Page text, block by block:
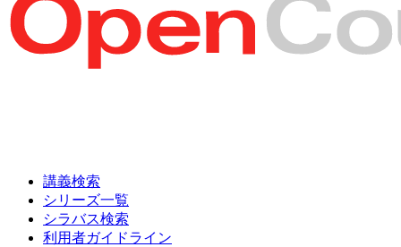
講義検索
シリーズ一覧
シラバス検索
利用者ガイドライン